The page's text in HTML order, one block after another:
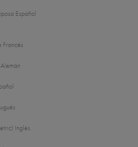
Español
Francés
Alemán
Inglés